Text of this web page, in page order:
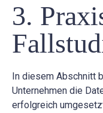
3.
In diesem Abschnitt
Unternehmen die
erfolgreich